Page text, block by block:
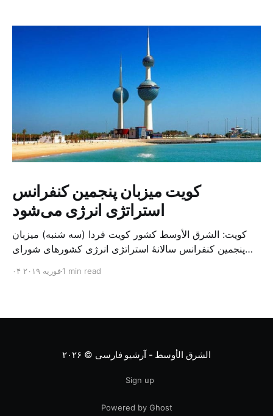
کویت میزبان پنجمین کنفرانس
استراتژی انرژی می‌شود
کویت: الشرق الأوسط کشور کویت فردا (سه شنبه) میزبان
پنجمین کنفرانس سالانهٔ استراتژی انرژی کشورهای شورای
متخصص از شرکت‌های جهانی نفت و گاز در این کنفرانس
۰۴ فوریه ۲۰۱۹1 min read
الشرق الأوسط - آرشیو فارسی © ۲۰۲۶
Sign up
Powered by Ghost